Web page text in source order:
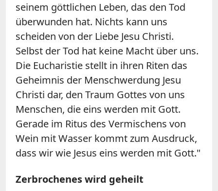
seinem göttlichen Leben, das den Tod
überwunden hat. Nichts kann uns
scheiden von der Liebe Jesu Christi.
Selbst der Tod hat keine Macht über uns.
Die Eucharistie stellt in ihren Riten das
Geheimnis der Menschwerdung Jesu
Christi dar, den Traum Gottes von uns
Menschen, die eins werden mit Gott.
Gerade im Ritus des Vermischens von
Wein mit Wasser kommt zum Ausdruck,
dass wir wie Jesus eins werden mit Gott."
Zerbrochenes wird geheilt